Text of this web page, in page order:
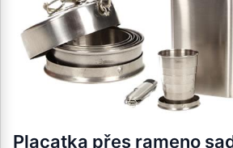
Placatka přes rameno